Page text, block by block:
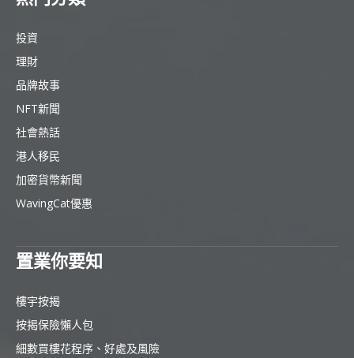
投資
理財
品牌故事
NFT新聞
社會熱話
港人移民
加密貨幣新聞
WavingCat優惠
置業你要知
樓宇按揭
按揭保險懶人包
細數買樓花程序、好處及風險